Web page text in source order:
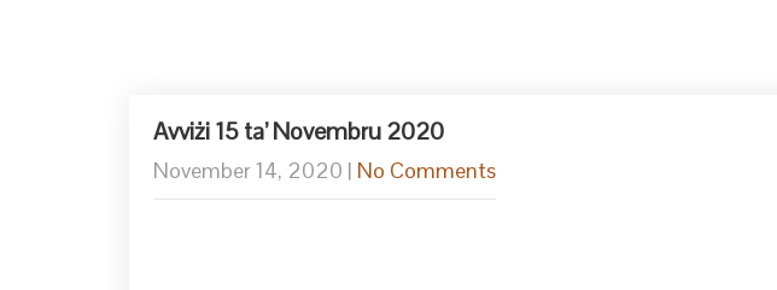
Avviżi 15 ta’ Novembru 2020
November 14, 2020 | No Comments